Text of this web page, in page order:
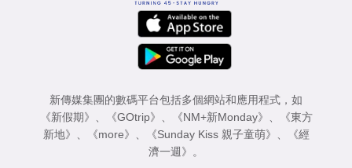
新傳媒集團的數碼平台包括多個網站和應用程式，如
《新假期》
《GOtrip》 《NM+新Monday》
《東方
新地》
《more》 《Sunday Kiss 親子童萌》
《經
濟一週》
。